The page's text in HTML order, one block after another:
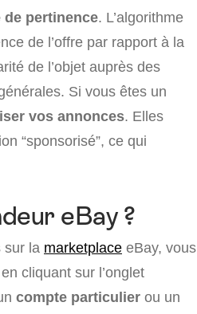
de pertinence. L’algorithme
de l’offre par rapport à la
de l’objet auprès des
Si vous êtes un
vos annonces. Elles
“sponsorisé”, ce qui
eBay ?
sur la marketplace eBay, vous
cliquant sur l’onglet
compte particulier ou un